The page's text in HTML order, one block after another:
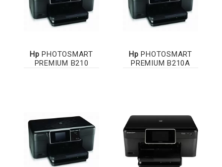
Hp PHOTOSMART
PREMIUM B210
Hp PHOTOSMART
PREMIUM B210A